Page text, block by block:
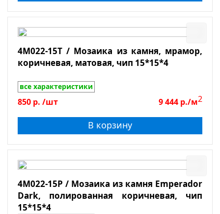
4M022-15T / Мозаика из камня, мрамор,
коричневая, матовая, чип 15*15*4
все характеристики
850 р. /шт 9 444 р./м2
В корзину
4M022-15P / Мозаика из камня Emperador
Dark, полированная коричневая, чип
15*15*4